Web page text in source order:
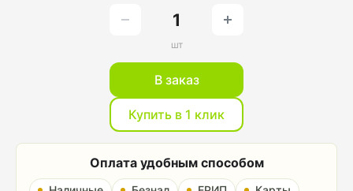
шт
В заказ
Купить в 1 клик
Оплата удобным способом